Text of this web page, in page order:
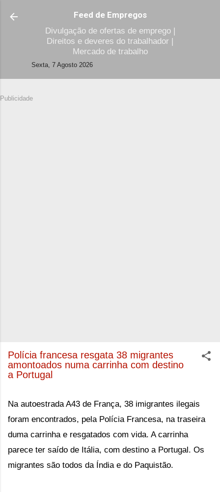
Avançar para o conteúdo principal
Feed de Empregos
Divulgação de ofertas de emprego |
Direitos e deveres do trabalhador |
Mercado de trabalho
Sexta, 7 Agosto 2026
Publicidade
Polícia francesa resgata 38 migrantes
amontoados numa carrinha com destino
a Portugal
Na autoestrada A43 de França, 38 imigrantes ilegais
foram encontrados, pela Polícia Francesa, na traseira
duma carrinha e resgatados com vida. A carrinha
parece ter saído de Itália, com destino a Portugal. Os
migrantes são todos da Índia e do Paquistão.